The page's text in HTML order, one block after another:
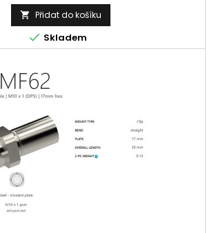
 Přidat do košíku
 Skladem